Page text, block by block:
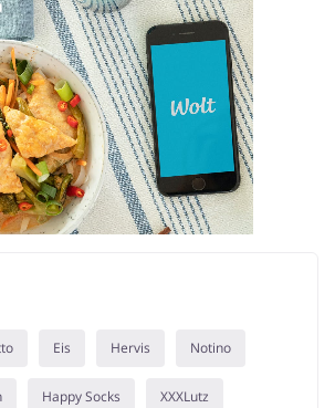
Eis Hervis Notino
Happy Socks XXXLutz